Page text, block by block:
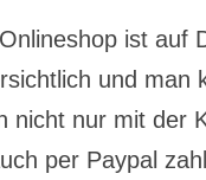
ist auf
und man
nicht nur mit der
per Paypal